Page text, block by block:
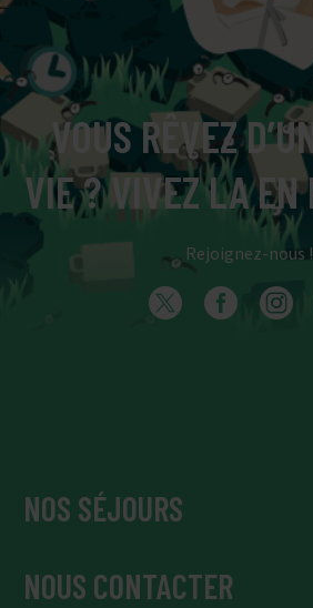
VOUS RÊVEZ
VIE ? VIVEZ LA EN
Rejoignez-nous !
NOS SÉJOURS
NOUS CONTACTER